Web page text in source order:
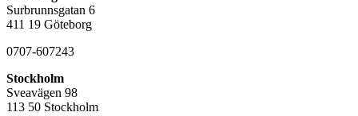
Surbrunnsgatan 6
411 19 Göteborg
0707-607243
Stockholm
Sveavägen 98
113 50 Stockholm